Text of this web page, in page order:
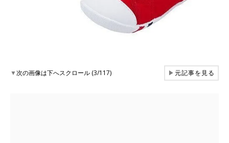
▼次の画像は下へスクロール (3/117) ▶元記事を見る